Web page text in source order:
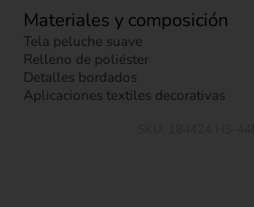
Materiales y composición
Tela peluche suave
Relleno de poliéster
Detalles bordados
Aplicaciones textiles decorativas